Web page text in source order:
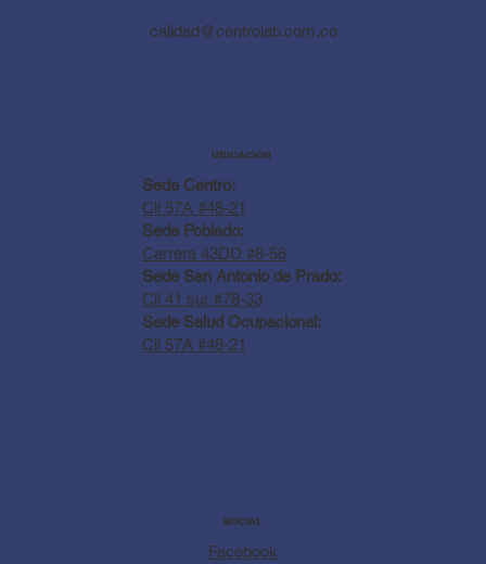
calidad@centrolab.com.co
UBICACIÓN
Sede Centro:
Cll 57A #48-21
Sede Poblado:
Carrera 43DD #8-56
Sede San Antonio de Prado:
Cll 41 sur #78-33
Sede Salud Ocupacional:
Cll 57A #48-21
SOCIAL
Facebook